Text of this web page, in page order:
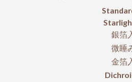
銀箔
微睡
金箔